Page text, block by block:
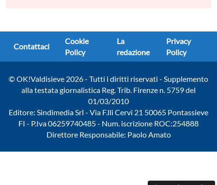
Contattaci
Cookie
Policy
La
redazione
Privacy
Policy
© OK!Valdisieve 2026 - Tutti i diritti riservati - Supplemento
alla testata giornalistica Reg. Trib. Firenze n. 5759 del
01/03/2010
Editore: Sindimedia Srl - Via F.lli Cervi 21 50065 Pontassieve
FI - P.Iva 06259740485 - Num. iscrizione ROC:254888
Direttore Responsabile: Paolo Amato